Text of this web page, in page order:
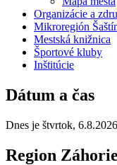
Organizácie a
Mikroregión
Mestská knižnica
Športové kluby
Inštitúcie
Dátum a čas
Dnes je štvrtok, 6.8.2026
Region Záhorie